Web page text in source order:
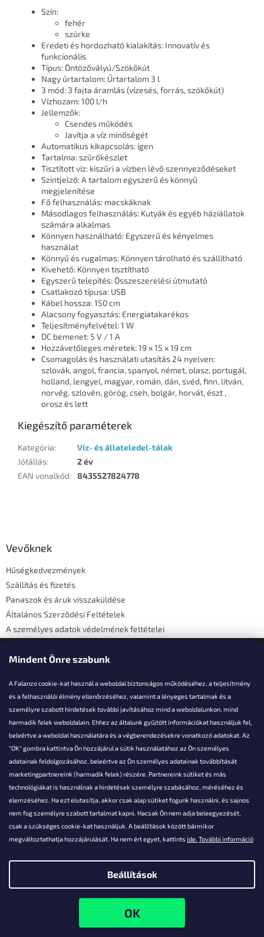
Mindent Önre szabunk
A Falanzo cookie-kat használ a weboldal biztonságos működéséhez, a teljesítmény
és a felhasználói élmény ellenőrzéséhez, valamint a lényeges tartalmak és a
személyre szabott hirdetések további javításához mind a weboldalunkon, mind
harmadik felek weboldalain. Ehhez az általunk gyűjtött információkat használjuk fel,
beleértve a weboldal használatára és a végberendezésekre vonatkozó adatokat. Az
"OK" gombra kattintva Ön hozzájárul a sütik használatához az Ön személyes
adatainak feldolgozásához, beleértve az Ön személyes adatainak továbbítását
marketingpartnereink (harmadik felek) részére. Partnereink sütiket és más
technológiákat is használnak a hirdetések személyre szabásához, méréséhez és
elemzéséhez. Ha ezt elutasítja, akkor csak alap sütiket fogunk használni, és sajnos
nem fog személyre szabott tartalmat kapni. Hacsak Ön nem adja beleegyezését,
csak a szükséges cookie-kat használjuk. A beállítások között bármikor
megváltoztathatja hozzájárulását. Ha nem ért egyet, kattints ide. További információ
Beállítások
Szín:
fehér
szürke
Eredeti és hordozható kialakítás: Innovatív és
funkcionális
Típus: Öntözővályú/Szökőkút
Nagy űrtartalom: Űrtartalom 3 l
3 mód: 3 fajta áramlás (vízesés, forrás, szökőkút)
Vízhozam: 100 l/h
Jellemzők:
Csendes működés
Javítja a víz minőségét
Automatikus kikapcsolás: igen
Tartalma: szűrőkészlet
Tisztított víz: kiszűri a vízben lévő szennyeződéseket
Szintjelző: A tartalom egyszerű és könnyű
megjelenítése
Fő felhasználás: macskáknak
Másodlagos felhasználás: Kutyák és egyéb háziállatok
számára alkalmas
Könnyen használható: Egyszerű és kényelmes
használat
Könnyű és rugalmas: Könnyen tárolható és szállítható
Kivehető: Könnyen tisztítható
Egyszerű telepítés: Összeszerelési útmutató
Csatlakozó típusa: USB
Kábel hossza: 150 cm
Alacsony fogyasztás: Energiatakarékos
Teljesítményfelvétel: 1 W
DC bemenet: 5 V / 1 A
Hozzávetőleges méretek: 19 x 15 x 19 cm
Csomagolás és használati utasítás 24 nyelven:
szlovák, angol, francia, spanyol, német, olasz, portugál,
holland, lengyel, magyar, román, dán, svéd, finn, litván,
norvég, szlovén, görög, cseh, bolgár, horvát, észt ,
orosz és lett
Kiegészítő paraméterek
Kategória:
Víz- és állateledel-tálak
Jótállás:
2 év
EAN vonalkód: 8435527824778
Vevőknek
Hűségkedvezmények
Szállítás és fizetés
Panaszok és áruk visszaküldése
Általános Szerződési Feltételek
A személyes adatok védelmének feltételei
Elérhetőségi adatok
Akarsz kérdezni valamit?
info@falanzo.hu
Falanzo.hu. Minden jog fenntartva.